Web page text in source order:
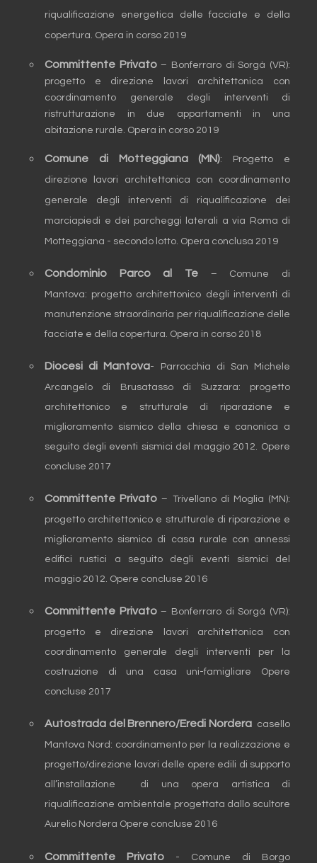
riqualificazione energetica delle facciate e della
copertura. Opera in corso 2019
Committente Privato– Bonferraro di Sorgà (VR):
progetto e direzione lavori architettonica con
coordinamento generale degli interventi di
ristrutturazione in due appartamenti in una
abitazione rurale. Opera in corso 2019
Comune di Motteggiana (MN): Progetto e
direzione lavori architettonica con coordinamento
generale degli interventi di riqualificazione dei
marciapiedi e dei parcheggi laterali a via Roma di
Motteggiana - secondo lotto. Opera conclusa 2019
Condominio Parco al Te – Comune di
Mantova: progetto architettonico degli interventi di
manutenzione straordinaria per riqualificazione delle
facciate e della copertura. Opera in corso 2018
Diocesi di Mantova- Parrocchia di San Michele
Arcangelo di Brusatasso di Suzzara: progetto
architettonico e strutturale di riparazione e
miglioramento sismico della chiesa e canonica a
seguito degli eventi sismici del maggio 2012. Opere
concluse 2017
Committente Privato – Trivellano di Moglia (MN):
progetto architettonico e strutturale di riparazione e
miglioramento sismico di casa rurale con annessi
edifici rustici a seguito degli eventi sismici del
maggio 2012. Opere concluse 2016
Committente Privato– Bonferraro di Sorgà (VR):
progetto e direzione lavori architettonica con
coordinamento generale degli interventi per la
costruzione di una casa uni-famigliare Opere
concluse 2017
Autostrada del Brennero/Eredi Norderacasello
Mantova Nord: coordinamento per la realizzazione e
progetto/direzione lavori delle opere edili di supporto
all’installazione di una opera artistica di
riqualificazione ambientale progettata dallo scultore
Aurelio Nordera Opere concluse 2016
Committente Privato - Comune di Borgo